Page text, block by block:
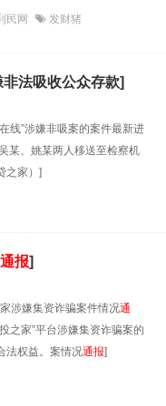
民网 发财猪
法吸收公众存款]
线”涉嫌非吸案的案件最新进
某、姚某两人移送至检察机
之家）]
通报]
涉嫌集资诈骗案件情况通
之家”平台涉嫌集资诈骗案的
法权益。案情况通报]